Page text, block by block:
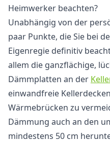
Heimwerker beachten?
Unabhängig von der
paar Punkte, die Sie bei
Eigenregie definitiv
allem die ganzflächige,
Dämmplatten an der
einwandfreie
Wärmebrücken zu
Dämmung auch an den
mindestens 50 cm